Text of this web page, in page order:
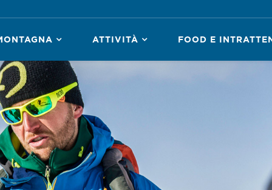
ATTIVITÀ FOOD E